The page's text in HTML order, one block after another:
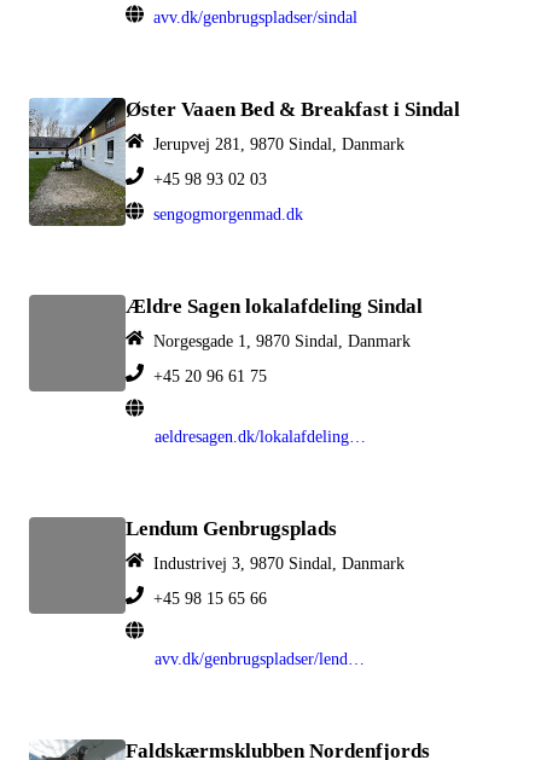
avv.dk/genbrugspladser/sindal
Øster Vaaen Bed & Breakfast i Sindal
Jerupvej 281, 9870 Sindal, Danmark
+45 98 93 02 03
sengogmorgenmad.dk
Ældre Sagen lokalafdeling Sindal
Norgesgade 1, 9870 Sindal, Danmark
+45 20 96 61 75
aeldresagen.dk/lokalafdelinger/sindal
Lendum Genbrugsplads
Industrivej 3, 9870 Sindal, Danmark
+45 98 15 65 66
avv.dk/genbrugspladser/lendum
Faldskærmsklubben Nordenfjords